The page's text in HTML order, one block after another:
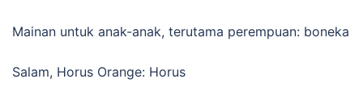
Mainan untuk anak-anak, terutama perempuan: boneka
Salam, Horus Orange: Horus